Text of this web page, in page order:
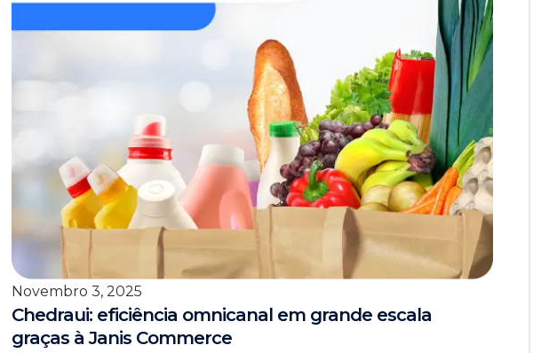
Novembro 3, 2025
Chedraui: eficiência omnicanal em grande escala
graças à Janis Commerce